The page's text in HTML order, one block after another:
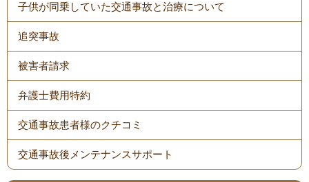
子供が同乗していた交通事故と治療について
追突事故
被害者請求
弁護士費用特約
交通事故患者様のクチコミ
交通事故後メンテナンスサポート